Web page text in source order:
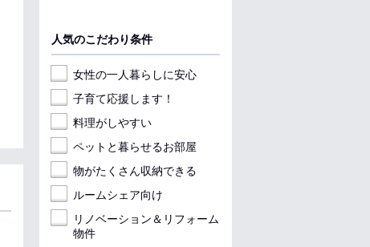
人気のこだわり条件
女性の一人暮らしに安心
子育て応援します！
料理がしやすい
ペットと暮らせるお部屋
物がたくさん収納できる
ルームシェア向け
リノベーション＆リフォーム
物件